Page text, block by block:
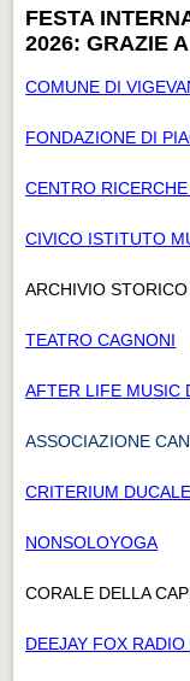
FESTA
2026: GRAZIE A
COMUNE DI
FONDAZIONE DI
CENTRO
CIVICO ISTITUTO
ARCHIVIO
TEATRO CAGNONI
AFTER LIFE MUSIC
ASSOCIAZIONE
CRITERIUM DUCALE
NONSOLOYOGA
CORALE DELLA
DEEJAY FOX RADIO